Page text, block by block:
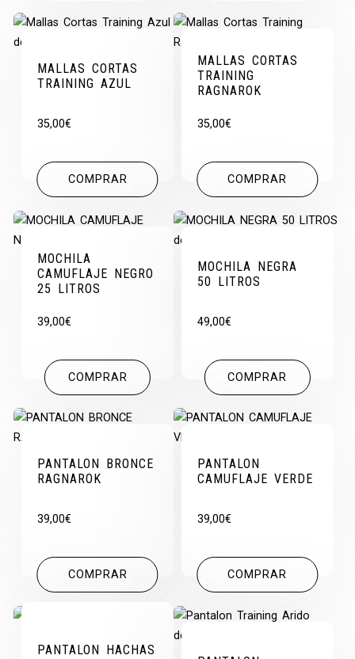
MALLAS CORTAS
TRAINING AZUL
35,00€
COMPRAR
MALLAS CORTAS
TRAINING
RAGNAROK
35,00€
COMPRAR
MOCHILA
CAMUFLAJE NEGRO
25 LITROS
39,00€
COMPRAR
MOCHILA NEGRA
50 LITROS
49,00€
COMPRAR
PANTALON BRONCE
RAGNAROK
39,00€
COMPRAR
PANTALON
CAMUFLAJE VERDE
39,00€
COMPRAR
PANTALON HACHAS